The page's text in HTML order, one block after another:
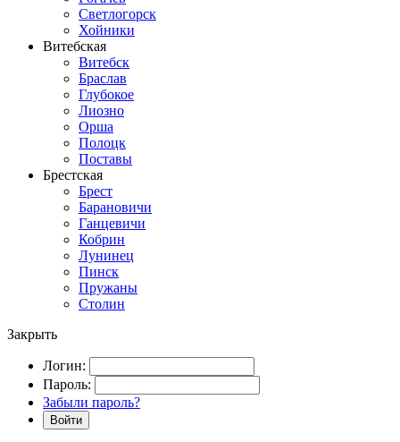
Светлогорск
Хойники
Витебская
Витебск
Браслав
Глубокое
Лиозно
Орша
Полоцк
Поставы
Брестская
Брест
Барановичи
Ганцевичи
Кобрин
Лунинец
Пинск
Пружаны
Столин
Закрыть
Логин:
Пароль:
Забыли пароль?
Войти